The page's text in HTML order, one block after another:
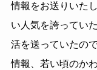
情報をお送りいた
い人気を誇ってい
活を送っていたの
情報、若い頃のか